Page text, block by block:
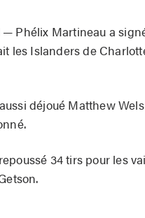
— Phélix Martineau a
les Islanders de
déjoué Matthew
34 tirs pour les